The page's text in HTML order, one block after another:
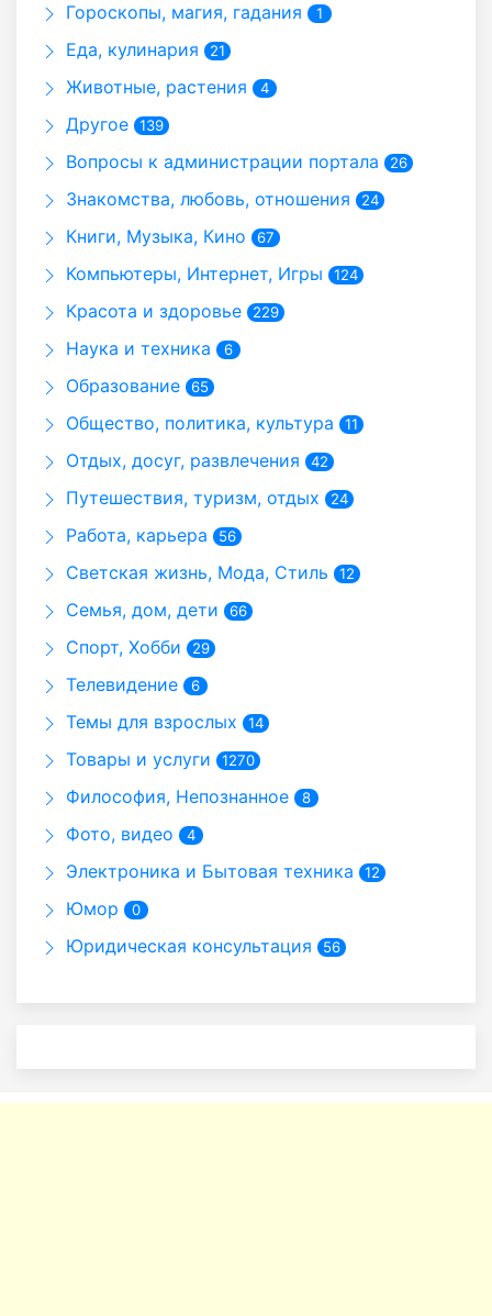
Гороскопы, магия, гадания 1
Еда, кулинария 21
Животные, растения 4
Другое 139
Вопросы к администрации портала 26
Знакомства, любовь, отношения 24
Книги, Музыка, Кино 67
Компьютеры, Интернет, Игры 124
Красота и здоровье 229
Наука и техника 6
Образование 65
Общество, политика, культура 11
Отдых, досуг, развлечения 42
Путешествия, туризм, отдых 24
Работа, карьера 56
Светская жизнь, Мода, Стиль 12
Семья, дом, дети 66
Спорт, Хобби 29
Телевидение 6
Темы для взрослых 14
Товары и услуги 1270
Философия, Непознанное 8
Фото, видео 4
Электроника и Бытовая техника 12
Юмор 0
Юридическая консультация 56